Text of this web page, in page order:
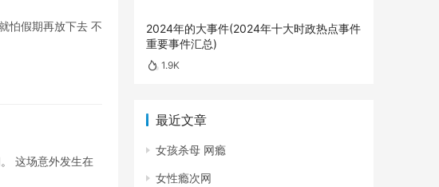
怕假期再放下去 不
这场意外发生在
2024年的大事件(2024年十大时政热点事件
重要事件汇总)
1.9K
最近文章
女孩杀母 网瘾
女性瘾次网